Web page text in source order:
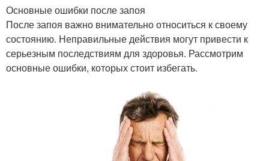
Основные ошибки после запоя
После запоя важно внимательно относиться к своему
состоянию. Неправильные действия могут привести к
серьезным последствиям для здоровья. Рассмотрим
основные ошибки, которых стоит избегать.